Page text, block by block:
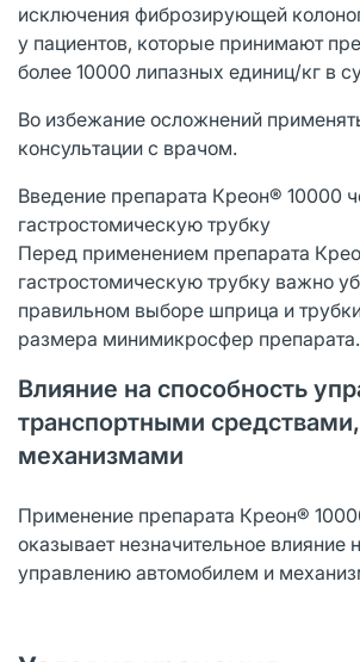
исключения фиброзирующей
у пациентов, которые принимают
более 10000 липазных единиц/кг в
Во избежание осложнений
консультации с врачом.
Введение препарата Креон® 10000
гастростомическую трубку
Перед применением препарата
гастростомическую трубку важно
правильном выборе шприца и
размера минимикросфер препарата.
Влияние на способность
транспортными средствами,
механизмами
Применение препарата Креон®
оказывает незначительное влияние
управлению автомобилем и